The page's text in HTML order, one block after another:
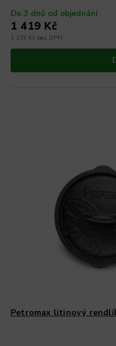
Do 3 dnů od objednání
1 173 Kč bez DPH
1 419 Kč
Petromax litinový